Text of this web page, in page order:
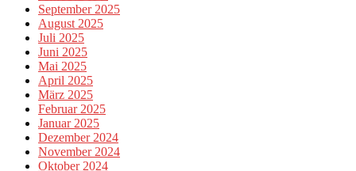
September 2025
August 2025
Juli 2025
Juni 2025
Mai 2025
April 2025
März 2025
Februar 2025
Januar 2025
Dezember 2024
November 2024
Oktober 2024